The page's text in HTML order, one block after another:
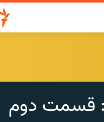
قسمت دوم